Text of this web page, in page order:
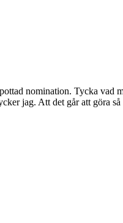
nomination. Tycka
jag. Att det går att göra